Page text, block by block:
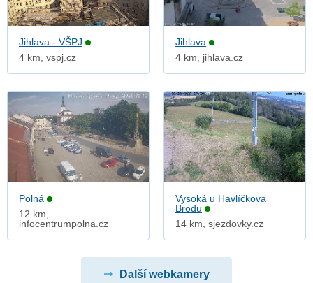
Jihlava - VŠPJ
4 km, vspj.cz
Jihlava
4 km, jihlava.cz
Polná
12 km,
infocentrumpolna.cz
Vysoká u Havlíčkova
Brodu
14 km, sjezdovky.cz
Další webkamery